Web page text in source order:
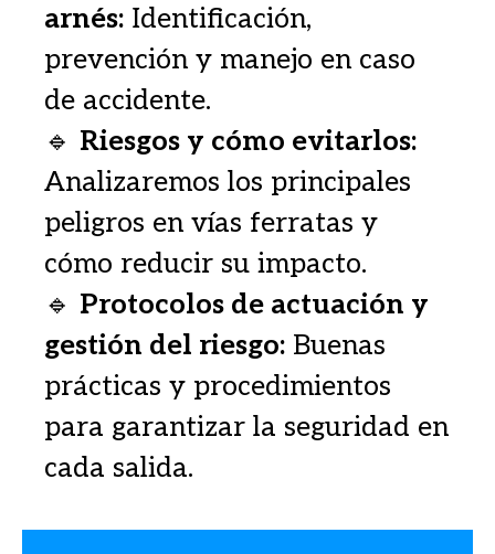
arnés: Identificación,
prevención y manejo en caso
de accidente.
🔹 Riesgos y cómo evitarlos:
Analizaremos los principales
peligros en vías ferratas y
cómo reducir su impacto.
🔹 Protocolos de actuación y
gestión del riesgo: Buenas
prácticas y procedimientos
para garantizar la seguridad en
cada salida.